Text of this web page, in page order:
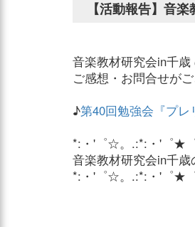
【活動報告】音
音楽教材研究会in千歳
ご感想・お問合せがご
♪第40回勉強会『プレ
*:・'゜☆。.:*:・'゜★
音楽教材研究会in千歳
*:・'゜☆。.:*:・'゜★